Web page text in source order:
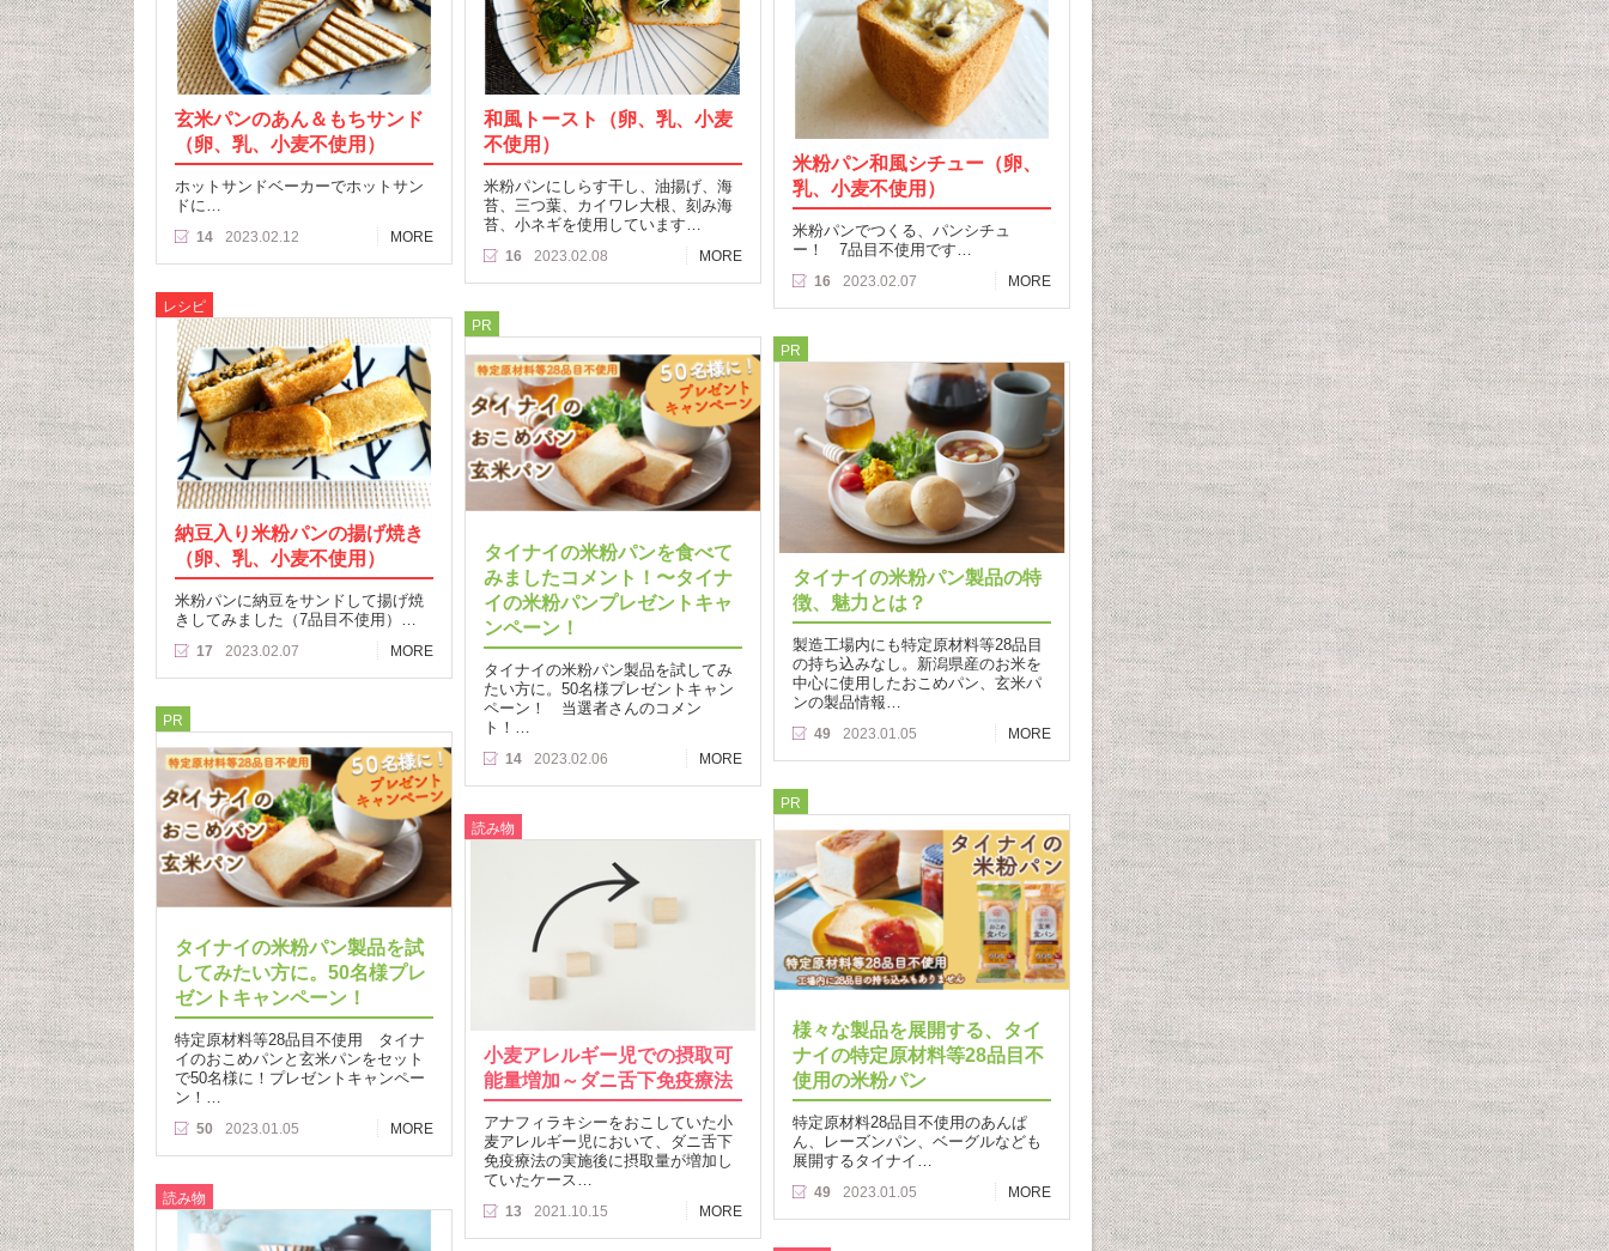
玄米パンのあん＆もちサンド
（卵、乳、小麦不使用）
ホットサンドベーカーでホットサン
ドに…
14 2023.02.12 MORE
和風トースト（卵、乳、小麦
不使用）
米粉パンにしらす干し、油揚げ、海
苔、三つ葉、カイワレ大根、刻み海
苔、小ネギを使用しています…
16 2023.02.08 MORE
米粉パン和風シチュー（卵、
乳、小麦不使用）
米粉パンでつくる、パンシチュ
ー！ 7品目不使用です…
16 2023.02.07
MORE
レシピ
納豆入り米粉パンの揚げ焼き
（卵、乳、小麦不使用）
米粉パンに納豆をサンドして揚げ焼
きしてみました（7品目不使用）…
17 2023.02.07 MORE
PR
タイナイの米粉パンを食べて
みましたコメント！〜タイナ
イの米粉パンプレゼントキャ
ンペーン！
タイナイの米粉パン製品を試してみ
たい方に。50名様プレゼントキャン
ペーン！ 当選者さんのコメン
ト！…
14 2023.02.06 MORE
PR
タイナイの米粉パン製品の特
徴、魅力とは？
製造工場内にも特定原材料等28品目
の持ち込みなし。新潟県産のお米を
中心に使用したおこめパン、玄米パ
ンの製品情報…
49 2023.01.05 MORE
PR
タイナイの米粉パン製品を試
してみたい方に。50名様プレ
ゼントキャンペーン！
特定原材料等28品目不使用 タイナ
イのおこめパンと玄米パンをセット
で50名様に！プレゼントキャンペー
ン！…
50 2023.01.05 MORE
PR
様々な製品を展開する、タイ
ナイの特定原材料等28品目不
使用の米粉パン
特定原材料28品目不使用のあんぱ
ん、レーズンパン、ベーグルなども
展開するタイナイ…
49 2023.01.05 MORE
読み物
小麦アレルギー児での摂取可
能量増加～ダニ舌下免疫療法
アナフィラキシーをおこしていた小
麦アレルギー児において、ダニ舌下
免疫療法の実施後に摂取量が増加し
ていたケース…
13 2021.10.15 MORE
読み物